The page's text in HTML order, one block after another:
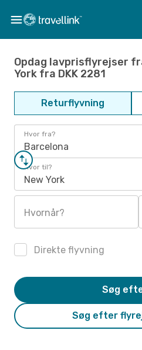
Opdag lavprisflyrejser
York fra DKK 2281
Returflyvning
Hvor fra?
Barcelona
Hvor til?
New York
Hvornår?
Direkte flyvning
Søg efter
Søg